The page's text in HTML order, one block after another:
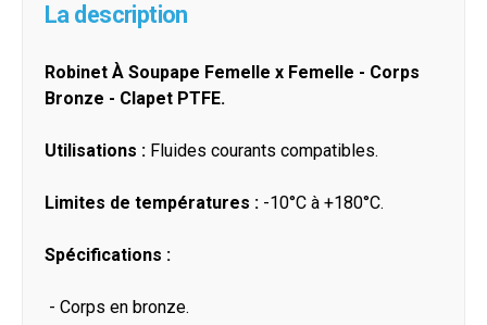
La description
Robinet À Soupape Femelle x Femelle - Corps
Bronze - Clapet PTFE.
Utilisations : Fluides courants compatibles.
Limites de températures : -10°C à +180°C.
Spécifications :
- Corps en bronze.